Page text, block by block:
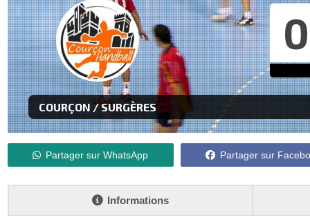
COURÇON / SURGÈRES
Partager sur WhatsApp Partager sur
Informations